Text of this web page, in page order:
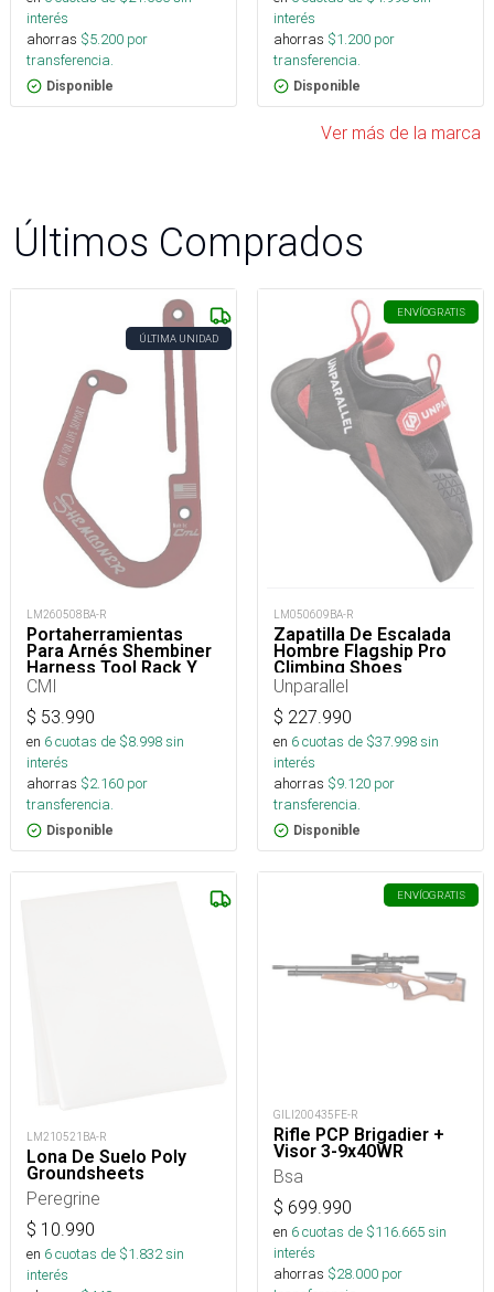
interés
ahorras $5.200 por
transferencia.
Disponible
interés
ahorras $1.200 por
transferencia.
Disponible
Ver más de la marca
Últimos Comprados
ÚLTIMA UNIDAD
LM260508BA-R
Portaherramientas
Para Arnés Shembiner
Harness Tool Rack Y
Arborismo
CMI
$ 53.990
en 6cuotas de $8.998sin
interés
ahorras $2.160 por
transferencia.
Disponible
ENVÍOGRATIS
LM050609BA-R
Zapatilla De Escalada
Hombre Flagship Pro
Climbing Shoes
Unparallel
$ 227.990
en 6cuotas de $37.998sin
interés
ahorras $9.120 por
transferencia.
Disponible
LM210521BA-R
Lona De Suelo Poly
Groundsheets
Peregrine
$ 10.990
en 6cuotas de $1.832sin
interés
ENVÍOGRATIS
GILI200435FE-R
Rifle PCP Brigadier +
Visor 3-9x40WR
Bsa
$ 699.990
en 6cuotas de $116.665sin
interés
ahorras $28.000 por